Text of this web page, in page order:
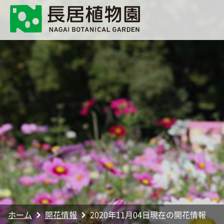
ホーム 開花情報 2020年11月04日現在の開花情報